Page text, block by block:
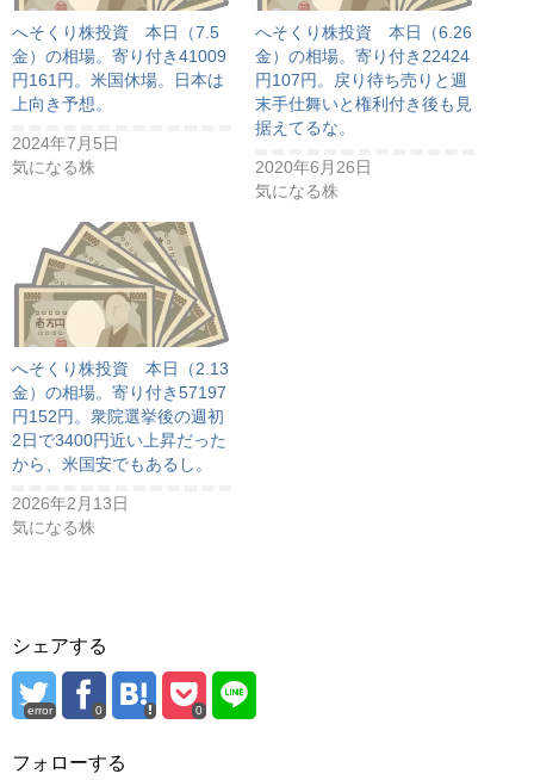
へそくり株投資 本日（7.5
金）の相場。寄り付き41009
円161円。米国休場。日本は
上向き予想。
2024年7月5日
気になる株
へそくり株投資 本日（6.26
金）の相場。寄り付き22424
円107円。戻り待ち売りと週
末手仕舞いと権利付き後も見
据えてるな。
2020年6月26日
気になる株
へそくり株投資 本日（2.13
金）の相場。寄り付き57197
円152円。衆院選挙後の週初
2日で3400円近い上昇だった
から、米国安でもあるし。
2026年2月13日
気になる株
シェアする
error 0 0
フォローする